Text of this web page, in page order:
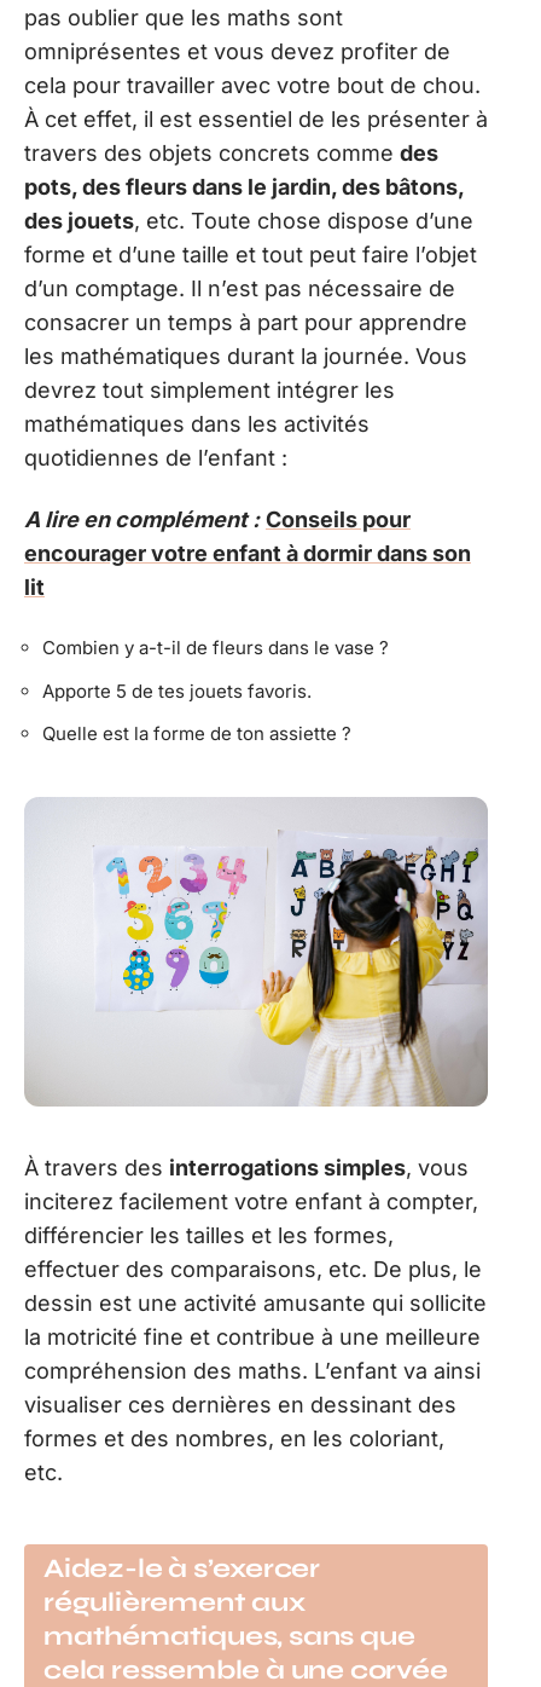
pas oublier que les maths sont
omniprésentes et vous devez profiter de
cela pour travailler avec votre bout de chou.
À cet effet, il est essentiel de les présenter à
travers des objets concrets comme des
pots, des fleurs dans le jardin, des bâtons,
des jouets, etc. Toute chose dispose d’une
forme et d’une taille et tout peut faire l’objet
d’un comptage. Il n’est pas nécessaire de
consacrer un temps à part pour apprendre
les mathématiques durant la journée. Vous
devrez tout simplement intégrer les
mathématiques dans les activités
quotidiennes de l’enfant :
A lire en complément : Conseils pour
encourager votre enfant à dormir dans son
lit
Combien y a-t-il de fleurs dans le vase ?
Apporte 5 de tes jouets favoris.
Quelle est la forme de ton assiette ?
À travers des interrogations simples, vous
inciterez facilement votre enfant à compter,
différencier les tailles et les formes,
effectuer des comparaisons, etc. De plus, le
dessin est une activité amusante qui sollicite
la motricité fine et contribue à une meilleure
compréhension des maths. L’enfant va ainsi
visualiser ces dernières en dessinant des
formes et des nombres, en les coloriant,
etc.
Aidez-le à s’exercer
régulièrement aux
mathématiques, sans que
cela ressemble à une corvée